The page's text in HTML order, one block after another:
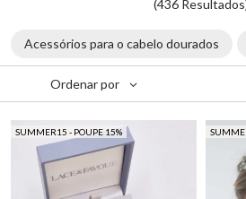
(436
Acessórios para o cabelo dourados
Ordenar por
SUMMER15 - POUPE 15%